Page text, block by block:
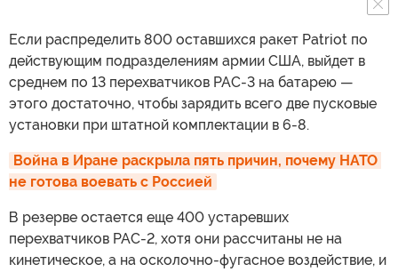
Если распределить 800 оставшихся ракет Patriot по
действующим подразделениям армии США, выйдет в
среднем по 13 перехватчиков PAC-3 на батарею —
этого достаточно, чтобы зарядить всего две пусковые
установки при штатной комплектации в 6-8.
Война в Иране раскрыла пять причин, почему НАТО
не готова воевать с Россией
В резерве остается еще 400 устаревших
перехватчиков PAC-2, хотя они рассчитаны не на
кинетическое, а на осколочно-фугасное воздействие, и